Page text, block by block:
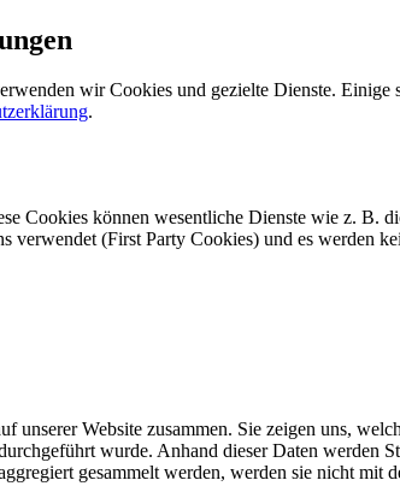
wir Cookies und gezielte Dienste.
.
Cookies können wesentliche Dienste wie z. B.
verwendet (First Party Cookies) und es werden
Website zusammen. Sie zeigen uns,
wurde. Anhand dieser Daten werden
gesammelt werden, werden sie nicht